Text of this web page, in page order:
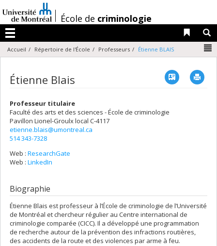
au
contenu
/École de criminologie
Menu
Liens
Accueil Répertoire de l'École Professeurs Étienne BLAIS
Étienne Blais Vcard
Professeur titulaire
Faculté des arts et des sciences - École de criminologie
Pavillon Lionel-Groulxlocal C-4117
etienne.blais@umontreal.ca
514 343-7328
Web : ResearchGate
Web : LinkedIn
Biographie
Étienne Blais est professeur à l’École de criminologie de l’Université
de Montréal et chercheur régulier au Centre international de
criminologie comparée (CICC). Il a développé une programmation
de recherche autour de la prévention des infractions routières,
des accidents de la route et des violences par arme à feu.